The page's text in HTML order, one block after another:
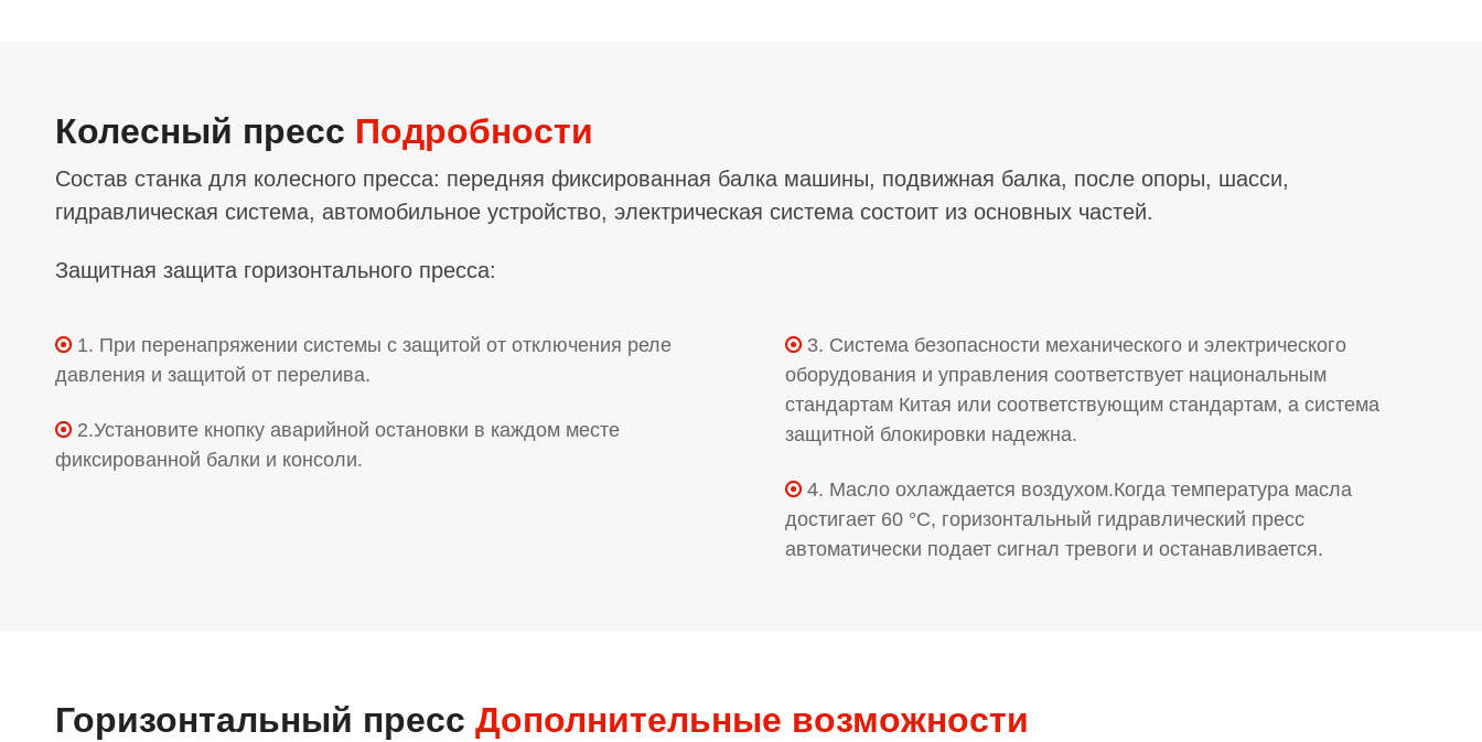
Колесный пресс Подробности
Состав станка для колесного пресса: передняя фиксированная балка машины, подвижная балка, после опоры, шасси,
гидравлическая система, автомобильное устройство, электрическая система состоит из основных частей.
Защитная защита горизонтального пресса:
 1. При перенапряжении системы с защитой от отключения реле
давления и защитой от перелива.
2.Установите кнопку аварийной остановки в каждом месте
фиксированной балки и консоли.
 3. Система безопасности механического и электрического
оборудования и управления соответствует национальным
стандартам Китая или соответствующим стандартам, а система
защитной блокировки надежна.
 4. Масло охлаждается воздухом.Когда температура масла
достигает 60 °C, горизонтальный гидравлический пресс
автоматически подает сигнал тревоги и останавливается.
Горизонтальный пресс Дополнительные возможности